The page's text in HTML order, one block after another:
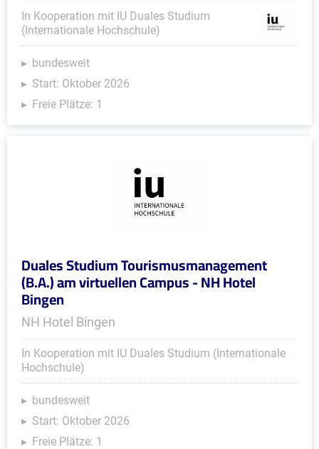
In Kooperation mit IU Duales Studium
(Internationale Hochschule)
bundesweit
Start: Oktober 2026
Freie Plätze: 1
Duales Studium Tourismusmanagement
(B.A.) am virtuellen Campus - NH Hotel
Bingen
NH Hotel Bingen
In Kooperation mit IU Duales Studium (Internationale
Hochschule)
bundesweit
Start: Oktober 2026
Freie Plätze: 1